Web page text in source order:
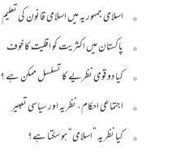
اسلامی جمہوریہ میں اسلامی قانون کی تعلیم
پاکستان میں اکثریت کو اقلیت کا خوف
کیا دو قومی نظریے کا تسلسل ممکن ہے ؟
اجتماعی احکام، نظریہ اور سیاسی تعبیر
کیا نظریہ ”اسلامی“ ہو سکتا ہے؟